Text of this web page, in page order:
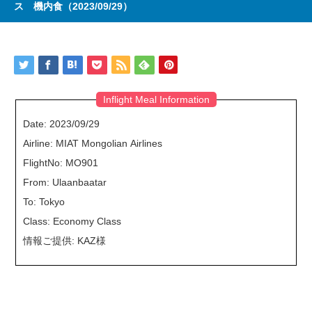
ス 機内食（2023/09/29）
Inflight Meal Information
Date: 2023/09/29
Airline: MIAT Mongolian Airlines
FlightNo: MO901
From: Ulaanbaatar
To: Tokyo
Class: Economy Class
情報ご提供: KAZ様